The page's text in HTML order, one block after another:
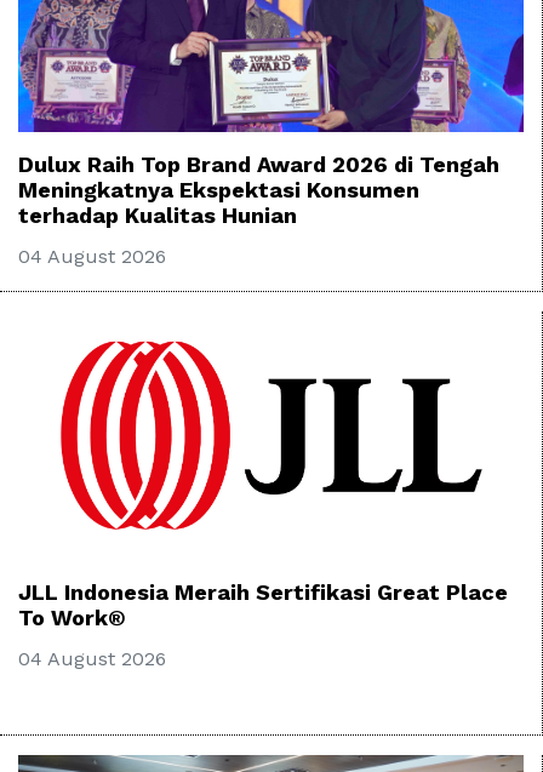
Dulux Raih Top Brand Award 2026 di Tengah
Meningkatnya Ekspektasi Konsumen
terhadap Kualitas Hunian
04 August 2026
JLL Indonesia Meraih Sertifikasi Great Place
To Work®
04 August 2026